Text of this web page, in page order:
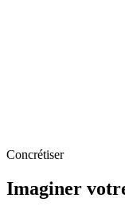
Concrétiser
Imaginer